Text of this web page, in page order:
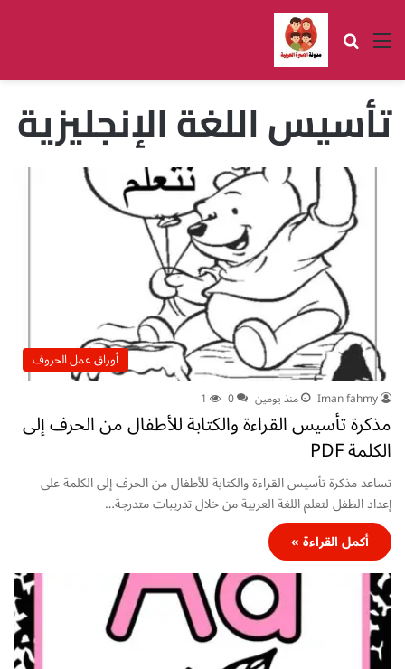
القائمة بحث عن
تأسيس اللغة الإنجليزية
أوراق عمل الحروف
Iman fahmy منذ يومين 0
1
مذكرة تأسيس القراءة والكتابة للأطفال من الحرف إلى
الكلمة PDF
تساعد مذكرة تأسيس القراءة والكتابة للأطفال من الحرف إلى الكلمة على
إعداد الطفل لتعلم اللغة العربية من خلال تدريبات متدرجة…
أكمل القراءة »